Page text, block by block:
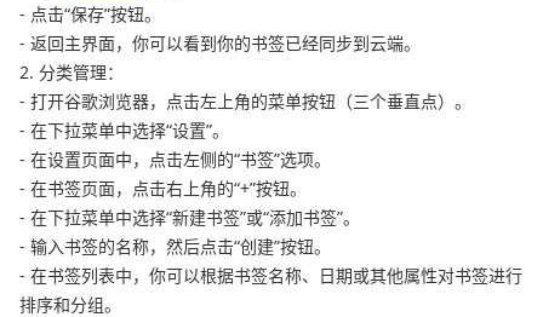
- 点击“保存”按钮。
- 返回主界面，你可以看到你的书签已经同步到云端。
2. 分类管理：
- 打开谷歌浏览器，点击左上角的菜单按钮（三个垂直点）。
- 在下拉菜单中选择“设置”。
- 在设置页面中，点击左侧的“书签”选项。
- 在书签页面，点击右上角的“+”按钮。
- 在下拉菜单中选择“新建书签”或“添加书签”。
- 输入书签的名称，然后点击“创建”按钮。
- 在书签列表中，你可以根据书签名称、日期或其他属性对书签进行
排序和分组。